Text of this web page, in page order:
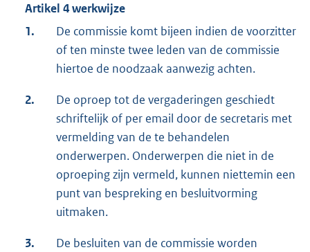
Artikel 4 werkwijze
1.
De commissie komt bijeen indien de voorzitter
of ten minste twee leden van de commissie
hiertoe de noodzaak aanwezig achten.
2.
De oproep tot de vergaderingen geschiedt
schriftelijk of per email door de secretaris met
vermelding van de te behandelen
onderwerpen. Onderwerpen die niet in de
oproeping zijn vermeld, kunnen niettemin een
punt van bespreking en besluitvorming
uitmaken.
3.
De besluiten van de commissie worden